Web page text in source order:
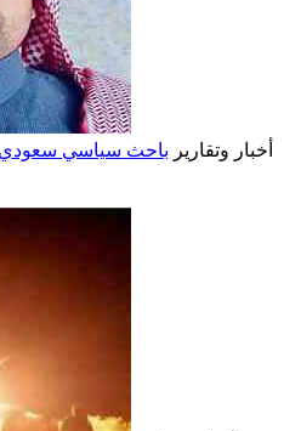
أخبار وتقارير باحث سياسي سعودي: